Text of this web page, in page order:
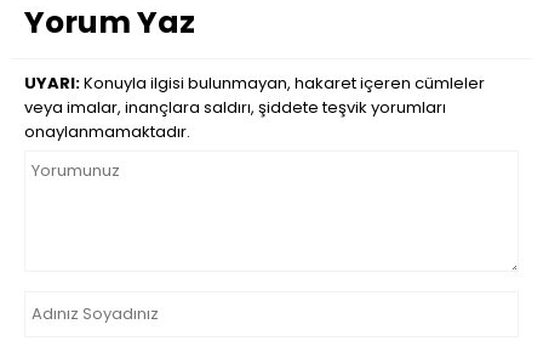
Yorum Yaz
UYARI:Konuyla ilgisi bulunmayan, hakaret içeren cümleler
veya imalar, inançlara saldırı, şiddete teşvik yorumları
onaylanmamaktadır.